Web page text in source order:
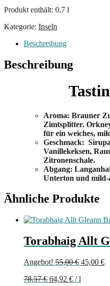
15
Produkt enthält: 0,7 l
Kategorie: Inseln
Beschreibung
Beschreibung
Aroma: Brauner
Zimtsplitter.
für ein weiches,
Geschmack:
Vanillekeksen,
Zitronenschale.
Abgang:
Unterton und
Ähnliche Produkte
Torabhaig Allt
Angebot! 55,00€
war:
45,00 €
78,57€ 64,92 € /l